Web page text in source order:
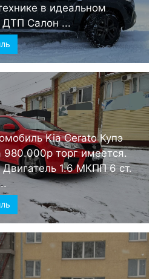
в идеальном
ДТП Салон ...
Kia Cerato Купэ
980.000р торг имеется.
1.6 МКПП 6 ст.